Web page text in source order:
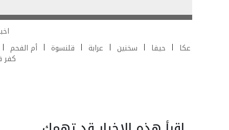
عكا
حيفا سخنين عرابة قلنسوة أم الفحم
كفر